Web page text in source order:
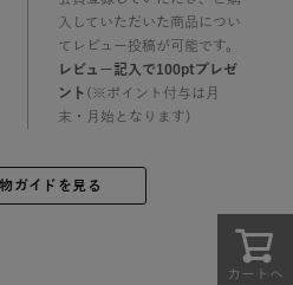
カートへ
入していただいた商品につい
てレビュー投稿が可能です。
レビュー記入で100ptプレゼ
ント (※ポイント付与は月
末・月始となります)
ガイドを見る